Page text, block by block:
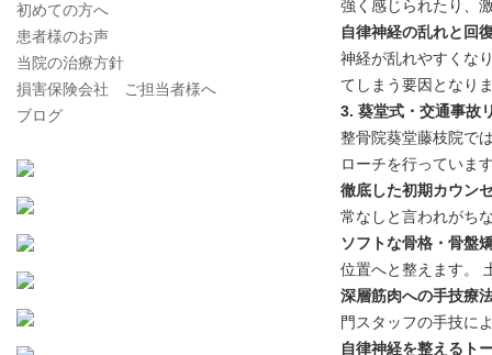
強く感じられたり、
自律神経の乱れと回
神経が乱れやすくな
てしまう要因となり
3. 葵堂式・交通事故
整骨院葵堂藤枝院で
ローチを行っていま
徹底した初期カウン
常なしと言われがち
ソフトな骨格・骨盤
位置へと整えます。
深層筋肉への手技療
門スタッフの手技に
自律神経を整えるト
初めての方へ
患者様のお声
当院の治療方針
損害保険会社 ご担当者様へ
ブログ